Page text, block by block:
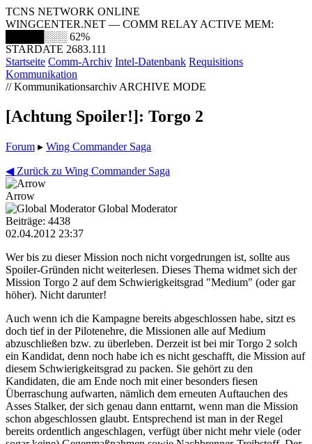
TCNS NETWORK ONLINE
WINGCENTER.NET — COMM RELAY ACTIVE MEM:
█████░░░ 62%
STARDATE 2683.111
Startseite Comm-Archiv Intel-Datenbank Requisitions
Kommunikation
// Kommunikationsarchiv ARCHIVE MODE
[Achtung Spoiler!]: Torgo 2
Forum ▸ Wing Commander Saga
◀ Zurück zu Wing Commander Saga
Arrow
Global Moderator
Beiträge: 4438
02.04.2012 23:37
Wer bis zu dieser Mission noch nicht vorgedrungen ist, sollte aus
Spoiler-Gründen nicht weiterlesen. Dieses Thema widmet sich der
Mission Torgo 2 auf dem Schwierigkeitsgrad "Medium" (oder gar
höher). Nicht darunter!
Auch wenn ich die Kampagne bereits abgeschlossen habe, sitzt es
doch tief in der Pilotenehre, die Missionen alle auf Medium
abzuschließen bzw. zu überleben. Derzeit ist bei mir Torgo 2 solch
ein Kandidat, denn noch habe ich es nicht geschafft, die Mission auf
diesem Schwierigkeitsgrad zu packen. Sie gehört zu den
Kandidaten, die am Ende noch mit einer besonders fiesen
Überraschung aufwarten, nämlich dem erneuten Auftauchen des
Asses Stalker, der sich genau dann enttarnt, wenn man die Mission
schon abgeschlossen glaubt. Entsprechend ist man in der Regel
bereits ordentlich angeschlagen, verfügt über nicht mehr viele (oder